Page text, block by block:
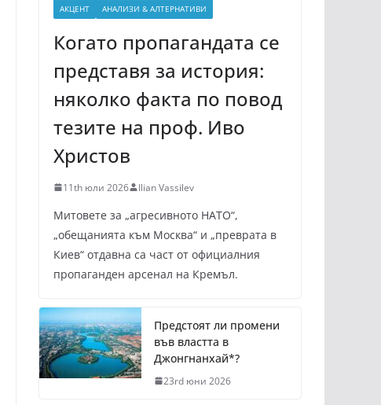
АКЦЕНТ АНАЛИЗИ & АЛТЕРНАТИВИ
Когато пропагандата се
представя за история:
няколко факта по повод
тезите на проф. Иво
Христов
11th юли 2026 Ilian Vassilev
Митовете за „агресивното НАТО“,
„обещанията към Москва“ и „преврата в
Киев“ отдавна са част от официалния
пропаганден арсенал на Кремъл.
Предстоят ли промени
във властта в
Джонгнанхай*?
23rd юни 2026